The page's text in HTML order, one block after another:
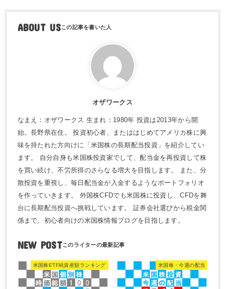
ABOUT US
オザワークス
なまえ：オザワークス 生まれ：1980年 投資は2013年から開
始。長野県在住。 投資初心者、またははじめてアメリカ株に興
味を持たれた方向けに「米国株の長期配当投資」を紹介してい
ます。 自分自身も米国株投資家でして、配当金を再投資して株
を買い続け、不労所得のさらなる増大を目指します。 また、分
散投資を重視し、毎日配当金が入金するようなポートフォリオ
を作っていきます。 外国株CFDでも米国株に投資し、CFDを舞
台に長期配当投資へ挑戦しています。 証券会社選びから税金関
係まで、初心者向けの米国株情報ブログを目指します。
NEW POST
米国株ETF純資産額ランキング 米国株・今週の配当